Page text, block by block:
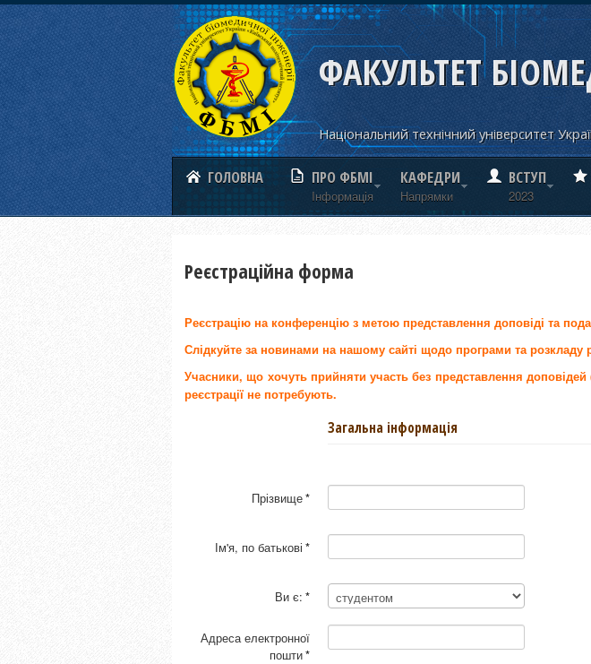
ФАКУЛЬТЕТ
Національний технічний університет
ГОЛОВНА ПРО ФБМІ
Iнформацiя
КАФЕДРИ
Напрямки
ВСТУП
2023
Реєстраційна форма
Реєстрацію на конференцію з метою представлення доповіді та
Слідкуйте за новинами на нашому сайті щодо програми та розкладу
Учасники, що хочуть прийняти участь без представлення доповідей
реєстрації не потребують.
Загальна інформація
Прізвище*
Ім'я, по батькові *
Ви є: *
Адреса електронної
пошти*